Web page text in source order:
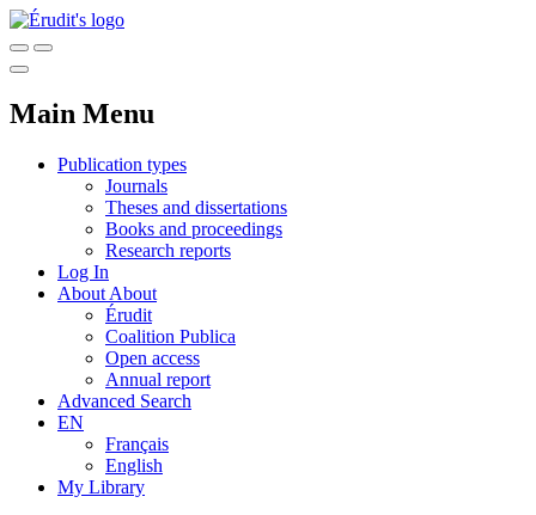
Main Menu
Publication types
Journals
Theses and dissertations
Books and proceedings
Research reports
Log In
About About
Érudit
Coalition Publica
Open access
Annual report
Advanced Search
EN
Français
English
My Library